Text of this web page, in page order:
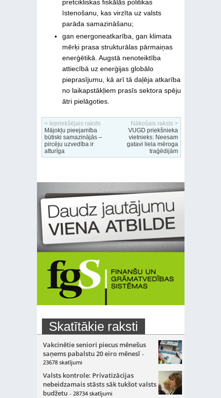
pretcikliskas fiskālās politikas
īstenošanu, kas virzīta uz valsts
parāda samazināšanu;
gan energoneatkarība, gan klimata
mērķi prasa strukturālas pārmaiņas
enerģētikā. Augstā nenoteiktība
attiecībā uz enerģijas globālo
pieprasījumu, kā arī tā daļēja atkarība
no laikapstākļiem prasīs sektora spēju
ātri pielāgoties.
< Iepriekšējais raksts
Mājokļu pieejamība
būtiski samazinājās –
pircēju uzvedība ir
atturīga
Nākošais raksts >
VUGD priekšnieka
vietnieks: Neesam
gatavi liela mēroga
traģēdijām
Skatītākie raksti
Vakcinētie seniori piecus mēnešus
saņems pabalstu 20 eiro mēnesī -
23678 skatījumi
Valsts kontrole: Privatizācijas
nebeidzamais stāsts sāk tukšot valsts
budžetu - 28734 skatījumi